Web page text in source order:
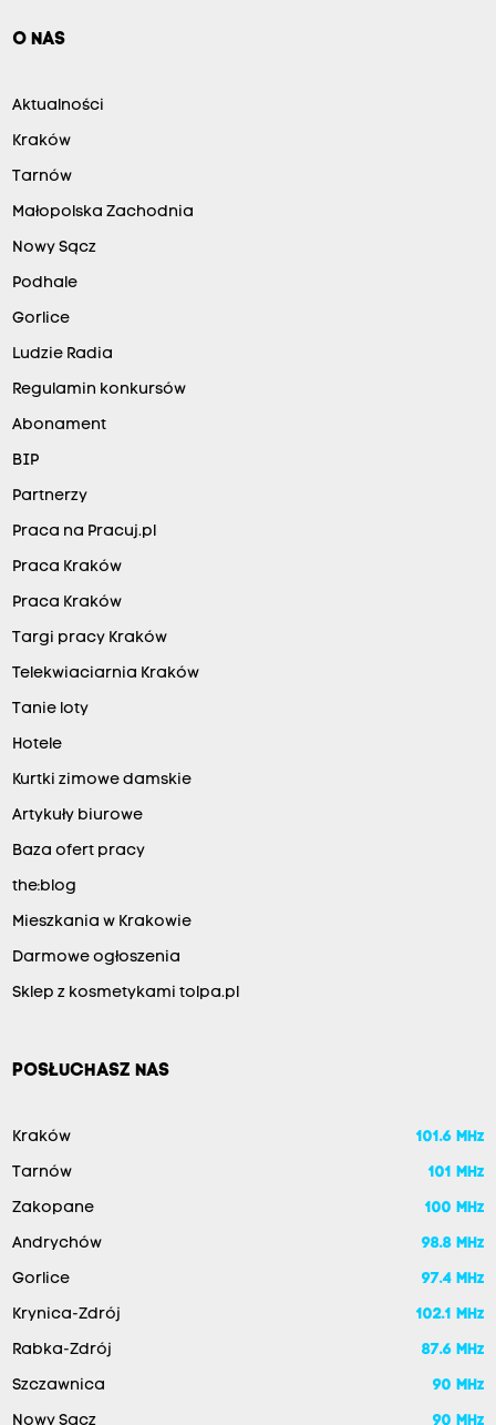
O NAS
Aktualności
Kraków
Tarnów
Małopolska Zachodnia
Nowy Sącz
Podhale
Gorlice
Ludzie Radia
Regulamin konkursów
Abonament
BIP
Partnerzy
Praca na Pracuj.pl
Praca Kraków
Praca Kraków
Targi pracy Kraków
Telekwiaciarnia Kraków
Tanie loty
Hotele
Kurtki zimowe damskie
Artykuły biurowe
Baza ofert pracy
the:blog
Mieszkania w Krakowie
Darmowe ogłoszenia
Sklep z kosmetykami tolpa.pl
POSŁUCHASZ NAS
Kraków 101.6 MHz
Tarnów 101 MHz
Zakopane 100 MHz
Andrychów 98.8 MHz
Gorlice 97.4 MHz
Krynica-Zdrój 102.1 MHz
Rabka-Zdrój 87.6 MHz
Szczawnica 90 MHz
Nowy Sącz 90 MHz